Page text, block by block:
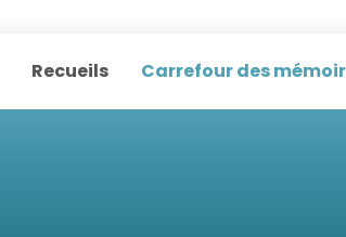
Recueils Carrefour des